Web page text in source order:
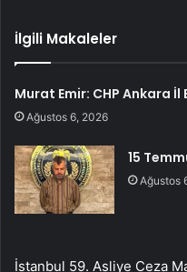
İlgili Makaleler
Murat Emir: CHP Ankara
Ağustos 6, 2026
15
Ağustos
İstanbul 59. Asliye Ceza